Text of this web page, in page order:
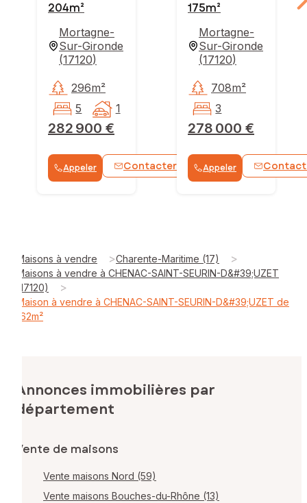
204m²
Mortagne-
Sur-Gironde
(17120)
282 900 €
296m²
5
1
Appeler Contacter WhatsApp
175m²
Mortagne-
Sur-Gironde
(17120)
278 000 €
708m²
3
Appeler
Maisons à vendre >Charente-Maritime (17) >
Maisons à vendre à CHENAC-SAINT-SEURIN-D&#39;UZET
(17120)
>
Maison à vendre à CHENAC-SAINT-SEURIN-D&#39;UZET de
162m²
Annonces immobilières par
département
Vente de maisons
Vente maisons Nord (59)
Vente maisons Bouches-du-Rhône (13)